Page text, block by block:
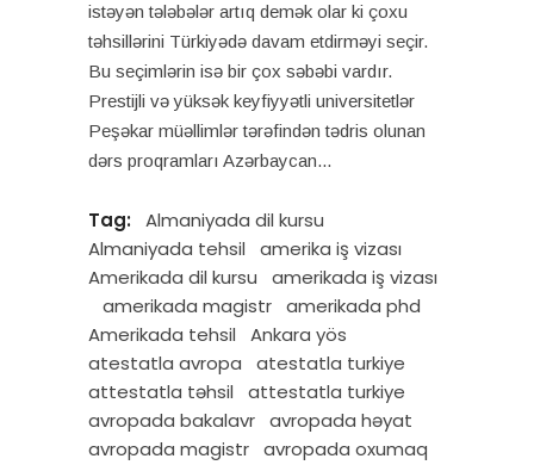
istəyən tələbələr artıq demək olar ki çoxu
təhsillərini Türkiyədə davam etdirməyi seçir.
Bu seçimlərin isə bir çox səbəbi vardır.
Prestijli və yüksək keyfiyyətli universitetlər
Peşəkar müəllimlər tərəfindən tədris olunan
dərs proqramları Azərbaycan
Tag:
Almaniyada dil kursu
Almaniyada tehsil
amerika iş vizası
Amerikada dil kursu
amerikada iş vizası
amerikada magistr amerikada phd
Amerikada tehsil
Ankara yös
atestatla avropa
atestatla turkiye
attestatla təhsil
attestatla turkiye
avropada bakalavr avropada həyat
avropada magistr avropada oxumaq